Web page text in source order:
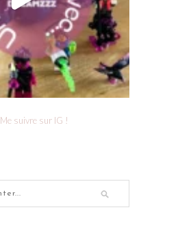
Me suivre sur IG !